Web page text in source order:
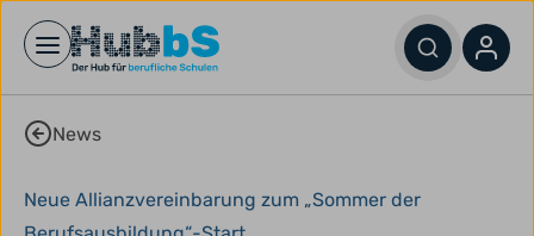
Open main menu
News
Neue Allianzvereinbarung zum „Sommer der